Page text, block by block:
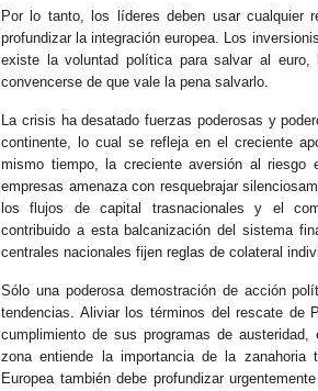
Por lo tanto, los líderes deben usar cualquier
profundizar la integración europea. Los
existe la voluntad política para salvar al euro,
convencerse de que vale la pena salvarlo.
La crisis ha desatado fuerzas poderosas y
continente, lo cual se refleja en el creciente
mismo tiempo, la creciente aversión al riesgo
empresas amenaza con resquebrajar
los flujos de capital trasnacionales y el
contribuido a esta balcanización del sistema
centrales nacionales fijen reglas de colateral
Sólo una poderosa demostración de acción
tendencias. Aliviar los términos del rescate de
cumplimiento de sus programas de
zona entiende la importancia de la zanahoria
Europea también debe profundizar